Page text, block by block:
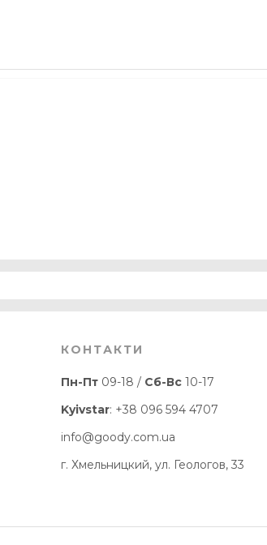
КОНТАКТИ
Пн-Пт 09-18 / Сб-Вс 10-17
Kyivstar: +38 096 594 4707
info@goody.com.ua
г. Хмельницкий, ул. Геологов, 33